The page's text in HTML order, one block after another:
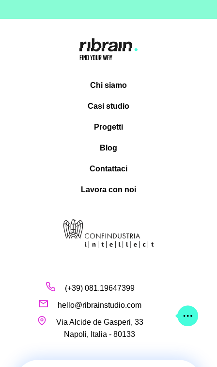
Chi siamo
Casi studio
Progetti
Blog
Contattaci
Lavora con noi
(+39) 081.19647399
hello@ribrainstudio.com
Via Alcide de Gasperi, 33
Napoli, Italia - 80133